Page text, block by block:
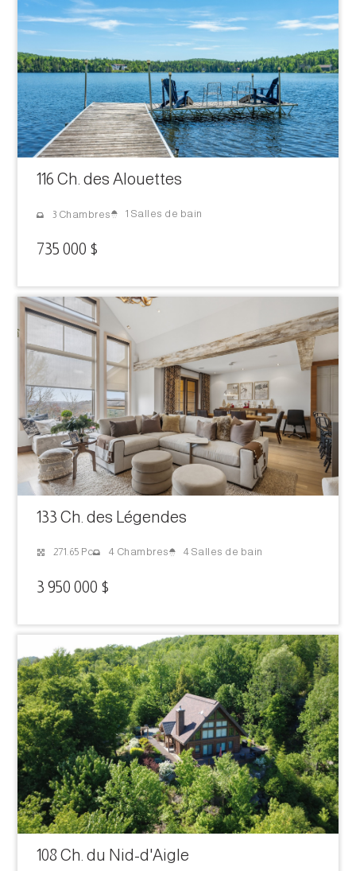
116 Ch. des Alouettes
3 Chambres 1 Salles de bain
735 000 $
133 Ch. des Légendes
271.65 Pc 4 Chambres 4 Salles de bain
3 950 000 $
108 Ch. du Nid-d'Aigle